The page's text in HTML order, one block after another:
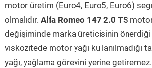
motor üretim (Euro4, Euro5, Euro6)
olmalıdır. Alfa Romeo 147 2.0 TS
değişiminde marka üreticisinin
viskozitede motor yağı kullanılmadığı
yağı, yağlama görevini yerine